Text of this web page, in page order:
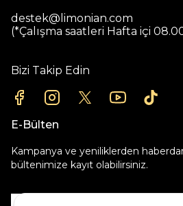
destek@limonian.com
(*Çalışma saatleri Hafta içi
Bizi Takip Edin
E-Bülten
Kampanya ve yeniliklerden
bültenimize kayıt olabilirsiniz.